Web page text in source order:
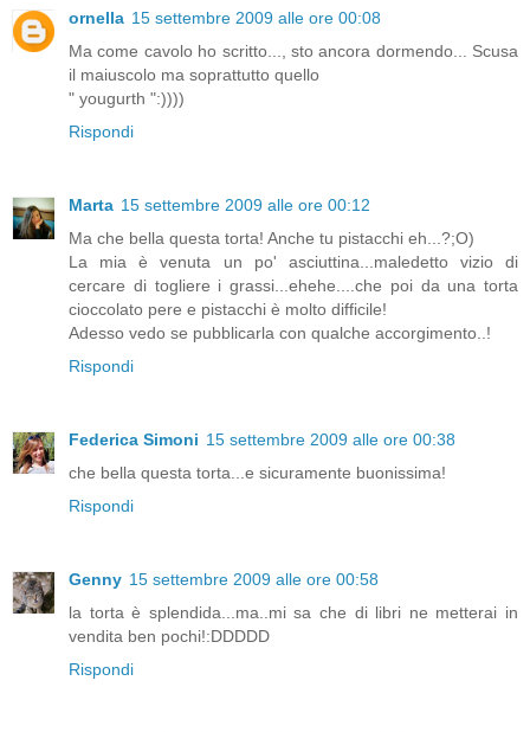
ornella 15 settembre 2009 alle ore 00:08
Ma come cavolo ho scritto..., sto ancora dormendo... Scusa
il maiuscolo ma soprattutto quello
" yougurth ":))))
Rispondi
Marta 15 settembre 2009 alle ore 00:12
Ma che bella questa torta! Anche tu pistacchi eh...?;O)
La mia è venuta un po' asciuttina...maledetto vizio di
cercare di togliere i grassi...ehehe....che poi da una torta
cioccolato pere e pistacchi è molto difficile!
Adesso vedo se pubblicarla con qualche accorgimento..!
Rispondi
Federica Simoni 15 settembre 2009 alle ore 00:38
che bella questa torta...e sicuramente buonissima!
Rispondi
Genny 15 settembre 2009 alle ore 00:58
la torta è splendida...ma..mi sa che di libri ne metterai in
vendita ben pochi!:DDDDD
Rispondi